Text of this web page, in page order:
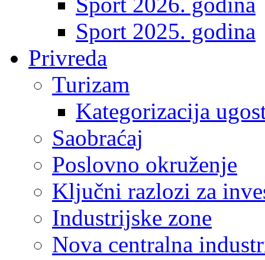
Sport 2025. godina
Privreda
Turizam
Kategorizacija
Saobraćaj
Poslovno okruženje
Ključni razlozi za
Industrijske zone
Nova centralna